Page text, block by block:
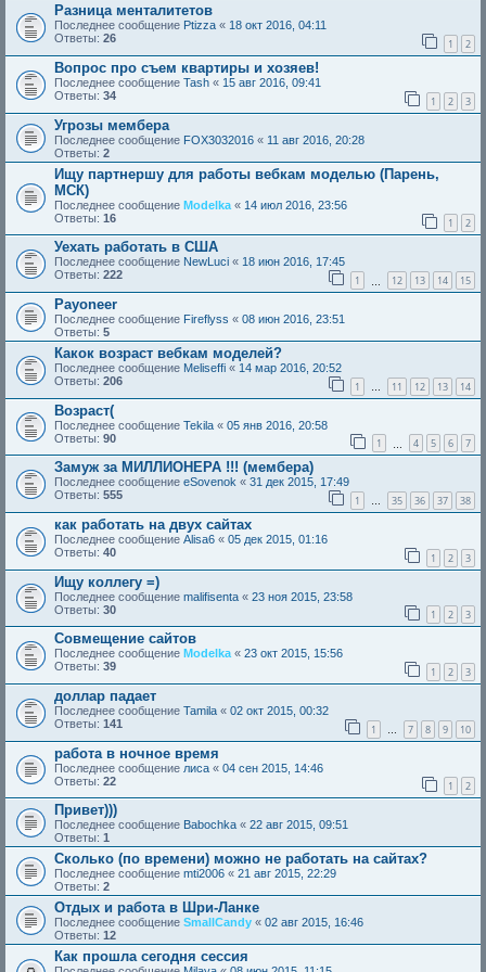
Разница менталитетов
Последнее сообщение Ptizza « 18 окт 2016, 04:11
Ответы: 26 1 2
Вопрос про съем квартиры и хозяев!
Последнее сообщение Tash « 15 авг 2016, 09:41
Ответы: 34 1 2 3
Угрозы мембера
Последнее сообщение FOX3032016 « 11 авг 2016, 20:28
Ответы: 2
Ищу партнершу для работы вебкам моделью (Парень,
МСК)
Последнее сообщение Modelka « 14 июл 2016, 23:56
Ответы: 16 1 2
Уехать работать в США
Последнее сообщение NewLuci « 18 июн 2016, 17:45
Ответы: 222 1 12 13 14 15
Payoneer
Последнее сообщение Fireflyss « 08 июн 2016, 23:51
Ответы: 5
Какок возраст вебкам моделей?
Последнее сообщение Meliseffi « 14 мар 2016, 20:52
Ответы: 206 1 … 11 12 13 14
Возраст(
Последнее сообщение Tekila « 05 янв 2016, 20:58
Ответы: 90 1 4 5 6 7
Замуж за МИЛЛИОНЕРА !!! (мембера)
Последнее сообщение eSovenok « 31 дек 2015, 17:49
Ответы: 555 1 … 35 36 37 38
как работать на двух сайтах
Последнее сообщение Alisa6 « 05 дек 2015, 01:16
Ответы: 40 1 2 3
Ищу коллегу =)
Последнее сообщение malifisenta « 23 ноя 2015, 23:58
Ответы: 30 1 2 3
Совмещение сайтов
Последнее сообщение Modelka « 23 окт 2015, 15:56
Ответы: 39 1 2 3
доллар падает
Последнее сообщение Tamila « 02 окт 2015, 00:32
Ответы: 141 1 7 8 9 10
работа в ночное время
Последнее сообщение лиса « 04 сен 2015, 14:46
Ответы: 22 1 2
Привет)))
Последнее сообщение Babochka « 22 авг 2015, 09:51
Ответы: 1
Сколько (по времени) можно не работать на сайтах?
Последнее сообщение mti2006 « 21 авг 2015, 22:29
Ответы: 2
Отдых и работа в Шри-Ланке
Последнее сообщение SmallCandy « 02 авг 2015, 16:46
Ответы: 12
Как прошла сегодня сессия